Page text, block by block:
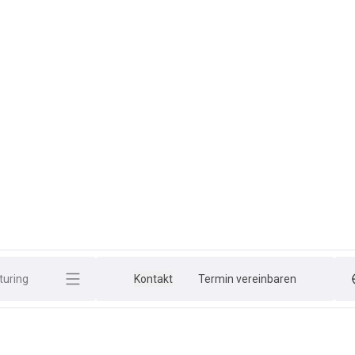
Kontakt Termin vereinbaren